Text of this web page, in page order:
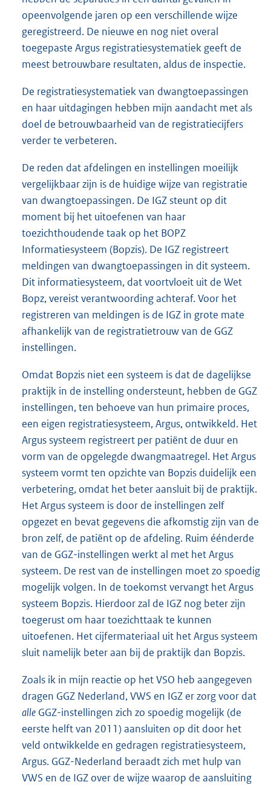
opeenvolgende jaren op een verschillende wijze
geregistreerd. De nieuwe en nog niet overal
toegepaste Argus registratiesystematiek geeft de
meest betrouwbare resultaten, aldus de inspectie.
De registratiesystematiek van dwangtoepassingen
en haar uitdagingen hebben mijn aandacht met als
doel de betrouwbaarheid van de registratiecijfers
verder te verbeteren.
De reden dat afdelingen en instellingen moeilijk
vergelijkbaar zijn is de huidige wijze van registratie
van dwangtoepassingen. De IGZ steunt op dit
moment bij het uitoefenen van haar
toezichthoudende taak op het BOPZ
Informatiesysteem (Bopzis). De IGZ registreert
meldingen van dwangtoepassingen in dit systeem.
Dit informatiesysteem, dat voortvloeit uit de Wet
Bopz, vereist verantwoording achteraf. Voor het
registreren van meldingen is de IGZ in grote mate
afhankelijk van de registratietrouw van de GGZ
instellingen.
Omdat Bopzis niet een systeem is dat de dagelijkse
praktijk in de instelling ondersteunt, hebben de GGZ
instellingen, ten behoeve van hun primaire proces,
een eigen registratiesysteem, Argus, ontwikkeld. Het
Argus systeem registreert per patiënt de duur en
vorm van de opgelegde dwangmaatregel. Het Argus
systeem vormt ten opzichte van Bopzis duidelijk een
verbetering, omdat het beter aansluit bij de praktijk.
Het Argus systeem is door de instellingen zelf
opgezet en bevat gegevens die afkomstig zijn van de
bron zelf, de patiënt op de afdeling. Ruim éénderde
van de GGZ-instellingen werkt al met het Argus
systeem. De rest van de instellingen moet zo spoedig
mogelijk volgen. In de toekomst vervangt het Argus
systeem Bopzis. Hierdoor zal de IGZ nog beter zijn
toegerust om haar toezichttaak te kunnen
uitoefenen. Het cijfermateriaal uit het Argus systeem
sluit namelijk beter aan bij de praktijk dan Bopzis.
Zoals ik in mijn reactie op het VSO heb aangegeven
dragen GGZ Nederland, VWS en IGZ er zorg voor dat
alle GGZ-instellingen zich zo spoedig mogelijk (de
eerste helft van 2011) aansluiten op dit door het
veld ontwikkelde en gedragen registratiesysteem,
Argus. GGZ-Nederland beraadt zich met hulp van
VWS en de IGZ over de wijze waarop de aansluiting